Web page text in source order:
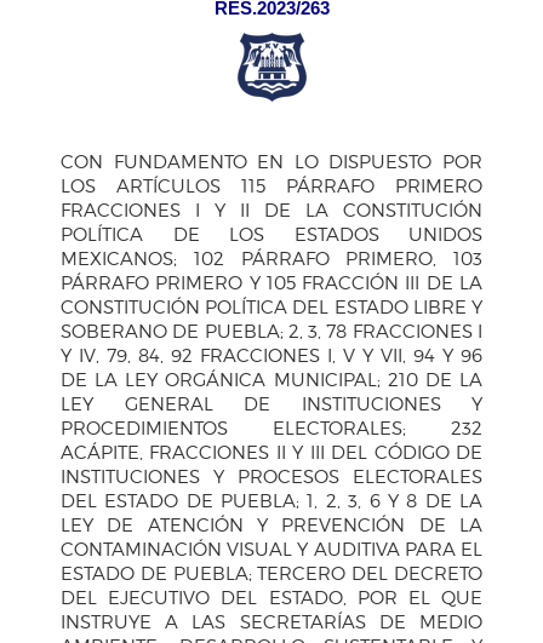
RES.2023/263
CON FUNDAMENTO EN LO DISPUESTO POR
LOS ARTÍCULOS 115 PÁRRAFO PRIMERO
FRACCIONES I Y II DE LA CONSTITUCIÓN
POLÍTICA DE LOS ESTADOS UNIDOS
MEXICANOS; 102 PÁRRAFO PRIMERO, 103
PÁRRAFO PRIMERO Y 105 FRACCIÓN III DE LA
CONSTITUCIÓN POLÍTICA DEL ESTADO LIBRE Y
SOBERANO DE PUEBLA; 2, 3, 78 FRACCIONES I
Y IV, 79, 84, 92 FRACCIONES I, V Y VII, 94 Y 96
DE LA LEY ORGÁNICA MUNICIPAL; 210 DE LA
LEY GENERAL DE INSTITUCIONES Y
PROCEDIMIENTOS ELECTORALES; 232
ACÁPITE, FRACCIONES II Y III DEL CÓDIGO DE
INSTITUCIONES Y PROCESOS ELECTORALES
DEL ESTADO DE PUEBLA; 1, 2, 3, 6 Y 8 DE LA
LEY DE ATENCIÓN Y PREVENCIÓN DE LA
CONTAMINACIÓN VISUAL Y AUDITIVA PARA EL
ESTADO DE PUEBLA; TERCERO DEL DECRETO
DEL EJECUTIVO DEL ESTADO, POR EL QUE
INSTRUYE A LAS SECRETARÍAS DE MEDIO